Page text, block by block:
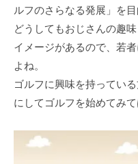
ルフのさらなる発展」を⽬
どうしてもおじさんの趣
イメージがあるので、若
よね。
ゴルフに興味を持ってい
にしてゴルフを始めてみ